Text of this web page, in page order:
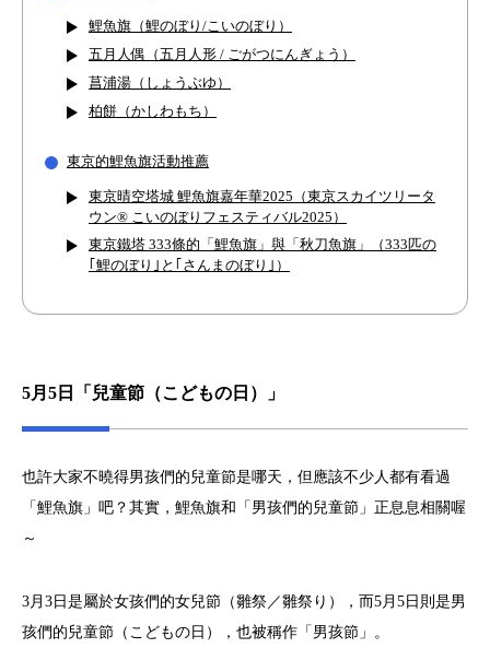
鯉魚旗（鯉のぼり/こいのぼり）
五月人偶（五月人形 / ごがつにんぎょう）
菖浦湯（しょうぶゆ）
柏餅（かしわもち）
東京的鯉魚旗活動推薦
東京晴空塔城 鯉魚旗嘉年華2025（東京スカイツリータ
ウン® こいのぼりフェスティバル2025）
東京鐵塔 333條的「鯉魚旗」與「秋刀魚旗」（333匹の
｢鯉のぼり｣と｢さんまのぼり｣）
5月5日「兒童節（こどもの日）」
也許大家不曉得男孩們的兒童節是哪天，但應該不少人都有看過
「鯉魚旗」吧？其實，鯉魚旗和「男孩們的兒童節」正息息相關喔
～
3月3日是屬於女孩們的女兒節（雛祭／雛祭り），而5月5日則是男
孩們的兒童節（こどもの日），也被稱作「男孩節」。